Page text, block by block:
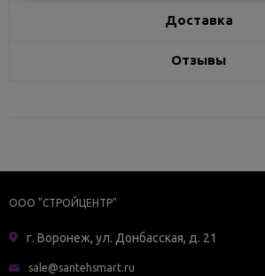
Доставка
Отзывы
ООО "СТРОЙЦЕНТР"
г. Воронеж, ул. Донбасская, д. 21
sale@santehsmart.ru